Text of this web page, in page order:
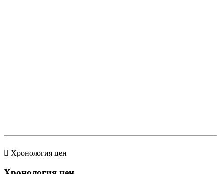
Хронология цен